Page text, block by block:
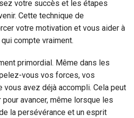
votre succès et les étapes
Cette technique de
votre motivation et vous aider à
compte vraiment.
primordial. Même dans les
vous vos forces, vos
vous avez déjà accompli. Cela peut
avancer, même lorsque les
la persévérance et un esprit